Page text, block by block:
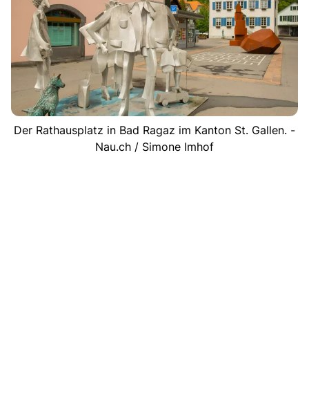
Der Rathausplatz in Bad Ragaz im Kanton St. Gallen. -
Nau.ch / Simone Imhof